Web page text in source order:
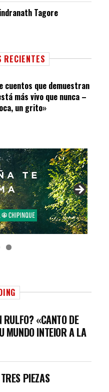
Tagore
RECIENTES
cuentos que demuestran
más vivo que nunca –
un grito»
RULFO? «CANTO DE
MUNDO INTEIOR A LA
PIEZAS